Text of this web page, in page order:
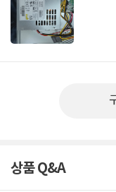
상품 Q&A